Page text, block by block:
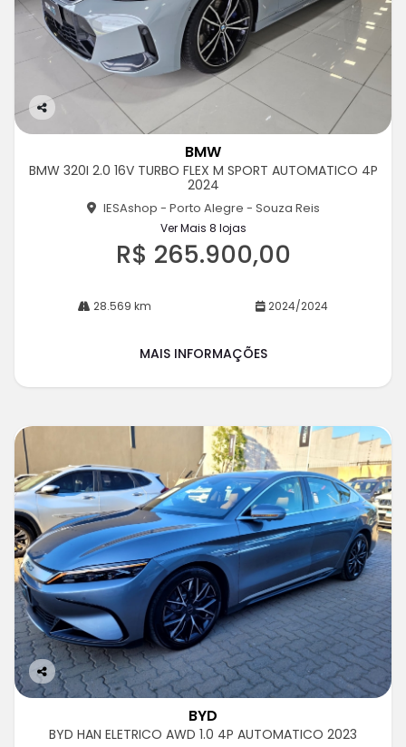
Co
rtil
BMW
BMW 320I 2.0 16V TURBO FLEX M SPORT AUTOMATICO 4P
2024
IESAshop - Porto Alegre - Souza Reis
Ver Mais 8 lojas
R$ 265.900,00
28.569 km 2024/2024
MAIS INFORMAÇÕES
Co
BYD
BYD HAN ELETRICO AWD 1.0 4P AUTOMATICO 2023